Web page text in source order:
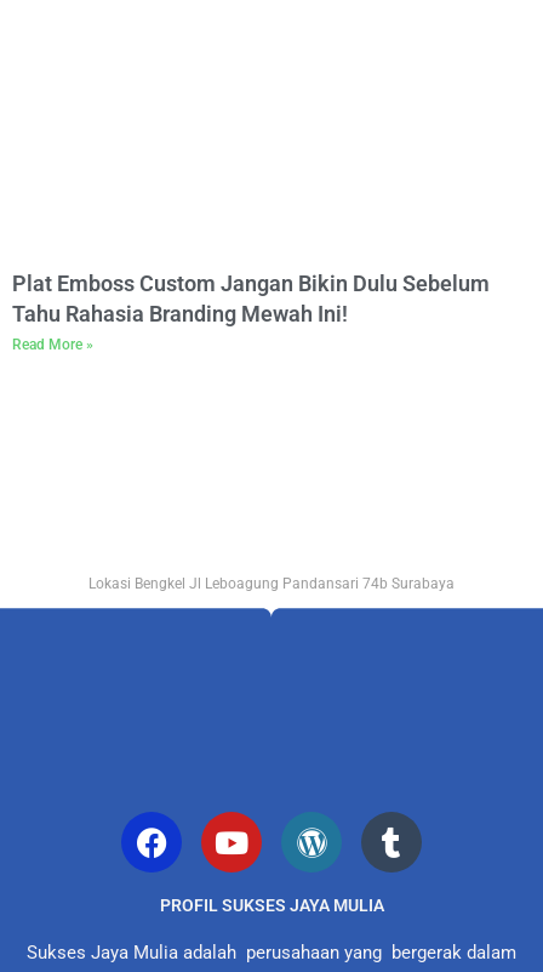
Plat Emboss Custom Jangan Bikin Dulu Sebelum
Tahu Rahasia Branding Mewah Ini!
Read More »
Lokasi Bengkel Jl Leboagung Pandansari 74b Surabaya
PROFIL SUKSES JAYA MULIA
Sukses Jaya Mulia adalah perusahaan yang bergerak dalam